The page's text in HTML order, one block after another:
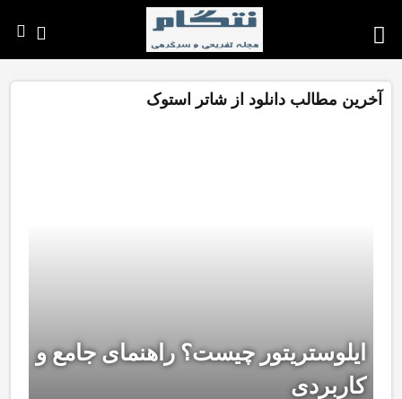
آخرین مطالب دانلود از شاتر استوک
ایلوستریتور چیست؟ راهنمای جامع و
کاربردی